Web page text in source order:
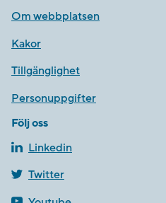
Om webbplatsen
Kakor
Tillgänglighet
Personuppgifter
Följ oss
Linkedin
Twitter